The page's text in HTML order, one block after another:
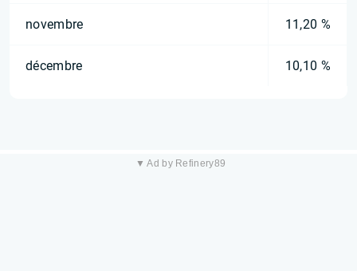
novembre 11,20 %
décembre 10,10 %
▼ Ad by Refinery89